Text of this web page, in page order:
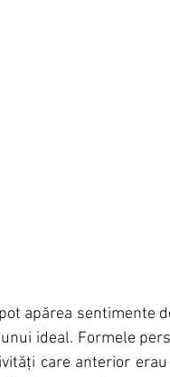
apărea sentimente
ideal. Formele
care anterior